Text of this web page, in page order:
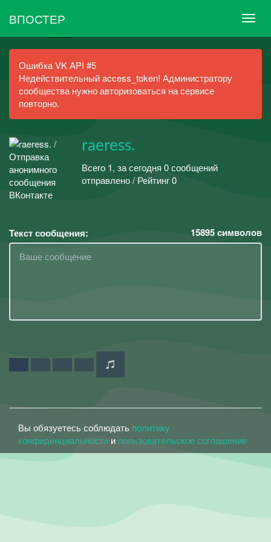
ВПОСТЕР
Ошибка VK API #5
Недействительный access_token! Администратору
сообщества нужно авторизоваться на сервисе
повторно.
raeress.
Всего 1, за сегодня 0 сообщений
отправлено / Рейтинг 0
Текст сообщения: 15895символов
Вы обязуетесь соблюдать политику
конфиденциальности и пользовательское соглашение